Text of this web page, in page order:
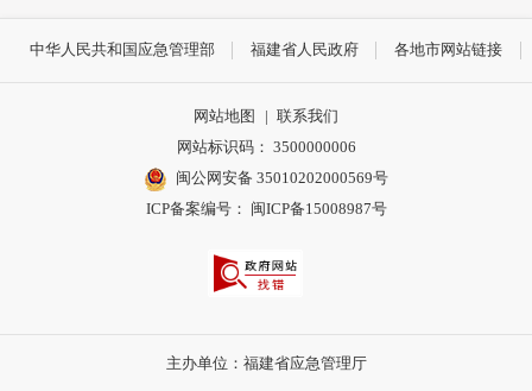
中华人民共和国应急管理部 福建省人民政府 各地市网站链接
网站地图 | 联系我们
网站标识码： 3500000006
闽公网安备 35010202000569号
ICP备案编号： 闽ICP备15008987号
主办单位：福建省应急管理厅